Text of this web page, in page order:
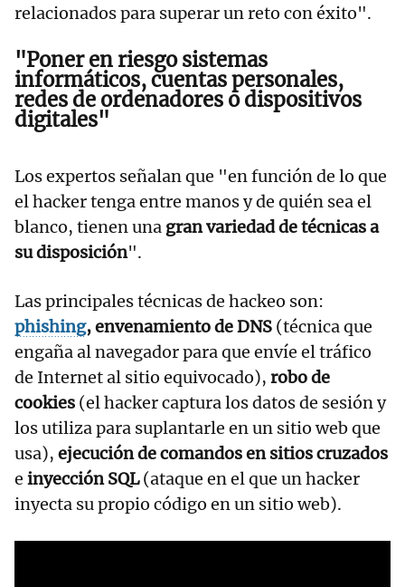
relacionados para superar un reto con éxito".
"Poner en riesgo sistemas
informáticos, cuentas personales,
redes de ordenadores o dispositivos
digitales"
Los expertos señalan que "en función de lo que
el hacker tenga entre manos y de quién sea el
blanco, tienen una gran variedad de técnicas a
su disposición".
Las principales técnicas de hackeo son:
phishing, envenamiento de DNS (técnica que
engaña al navegador para que envíe el tráfico
de Internet al sitio equivocado), robo de
cookies (el hacker captura los datos de sesión y
los utiliza para suplantarle en un sitio web que
usa), ejecución de comandos en sitios cruzados
e inyección SQL(ataque en el que un hacker
inyecta su propio código en un sitio web).